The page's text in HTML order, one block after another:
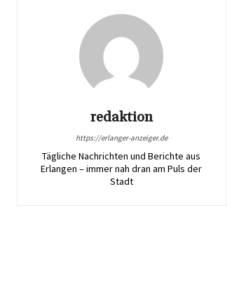
redaktion
https://erlanger-anzeiger.de
Tägliche Nachrichten und Berichte aus
Erlangen – immer nah dran am Puls der
Stadt